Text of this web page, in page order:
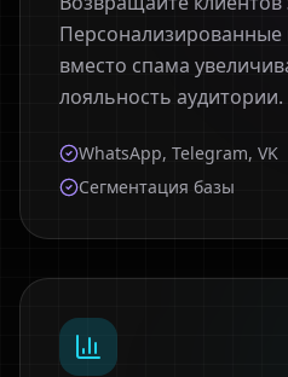
вместо спама
лояльность аудитории.
WhatsApp, Telegram, VK
Сегментация базы